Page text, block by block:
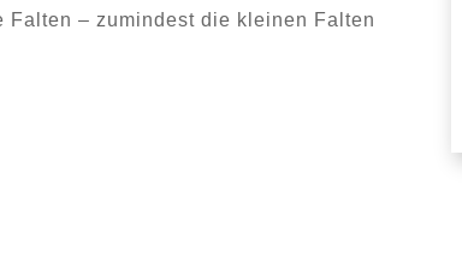
– zumindest die kleinen Falten